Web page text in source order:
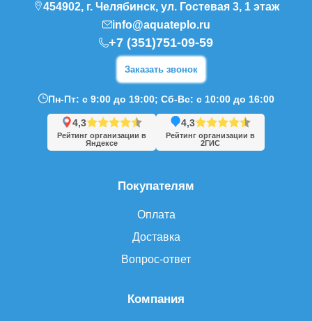
Компания
Покупателям
Оплата
Доставка
Вопрос-ответ
454902, г. Челябинск, ул. Гостевая 3, 1 этаж
info@aquateplo.ru
+7 (351)751-09-59
Заказать звонок
Пн-Пт: с 9:00 до 19:00; Сб-Вс: с 10:00 до 16:00
4,3
Рейтинг организации в
Яндексе
4,3
Рейтинг организации в
2ГИС